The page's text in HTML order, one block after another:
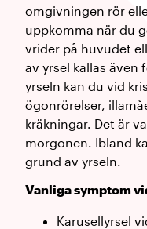
omgivningen rör
uppkomma när du
vrider på huvudet
av yrsel kallas även
yrseln kan du vid
ögonrörelser,
kräkningar. Det är
morgonen. Ibland
grund av yrseln.
Vanliga symptom
Karusellyrsel